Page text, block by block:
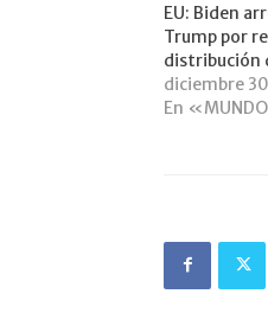
EU: Biden
Trump por
distribución
diciembre
En